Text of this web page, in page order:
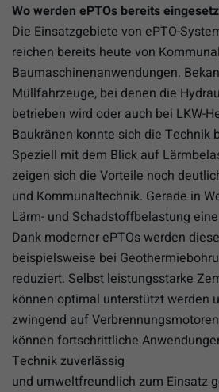
Wo werden ePTOs bereits
Die Einsatzgebiete von ePTO-
reichen bereits heute von
Baumaschinenanwendungen.
Müllfahrzeuge, bei denen die
betrieben wird oder auch bei LKW-
Baukränen konnte sich die Technik
Speziell mit dem Blick auf
zeigen sich die Vorteile noch
und Kommunaltechnik. Gerade in
Lärm- und Schadstoffbelastung
Dank moderner ePTOs werden
beispielsweise bei
reduziert. Selbst leistungsstarke
können optimal unterstützt werden
zwingend auf
können fortschrittliche
Technik zuverlässig
und umweltfreundlich zum Einsatz